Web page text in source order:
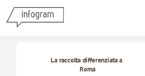
La raccolta differenziata a
Roma